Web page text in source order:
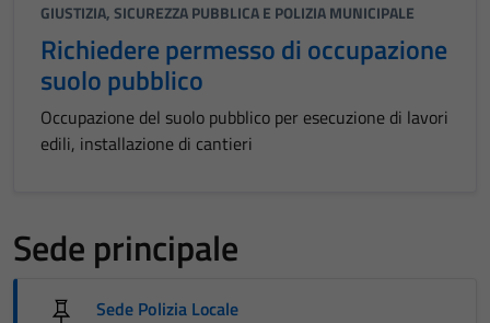
GIUSTIZIA, SICUREZZA PUBBLICA E POLIZIA MUNICIPALE
Richiedere permesso di occupazione
suolo pubblico
Occupazione del suolo pubblico per esecuzione di lavori
edili, installazione di cantieri
Sede principale
Sede Polizia Locale